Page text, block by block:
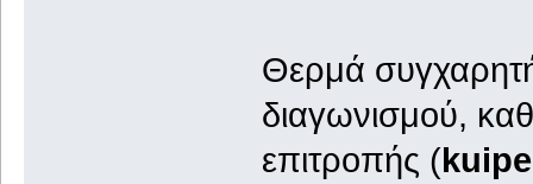
Θερμά
διαγωνισμού,
επιτροπής (